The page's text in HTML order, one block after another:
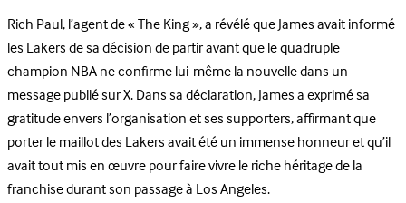
Rich Paul, l’agent de « The King », a révélé que James avait informé
les Lakers de sa décision de partir avant que le quadruple
champion NBA ne confirme lui-même la nouvelle dans un
message publié sur X. Dans sa déclaration, James a exprimé sa
gratitude envers l’organisation et ses supporters, affirmant que
porter le maillot des Lakers avait été un immense honneur et qu’il
avait tout mis en œuvre pour faire vivre le riche héritage de la
franchise durant son passage à Los Angeles.